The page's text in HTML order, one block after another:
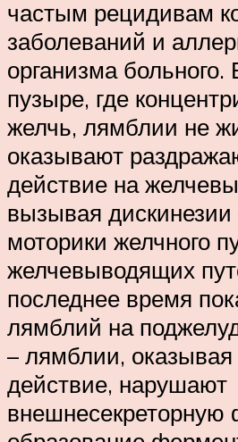
частым рецидивам
заболеваний и
организма
пузыре, где
желчь, лямблии не
оказывают
действие на
вызывая
моторики желчного
желчевыводящих
последнее время
лямблий на
– лямблии, оказывая
действие, нарушают
внешнесекреторную